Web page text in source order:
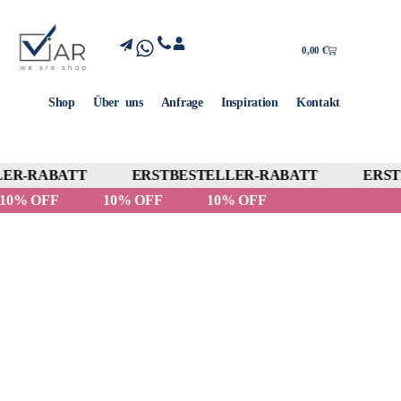
0,00 €
Shop Über uns Anfrage Inspiration Kontakt
RABATT ERSTBESTELLER-RABATT
10% OFF
10% OFF 10% OFF